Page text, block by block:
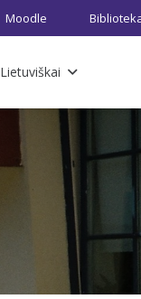
Moodle
Lietuviškai